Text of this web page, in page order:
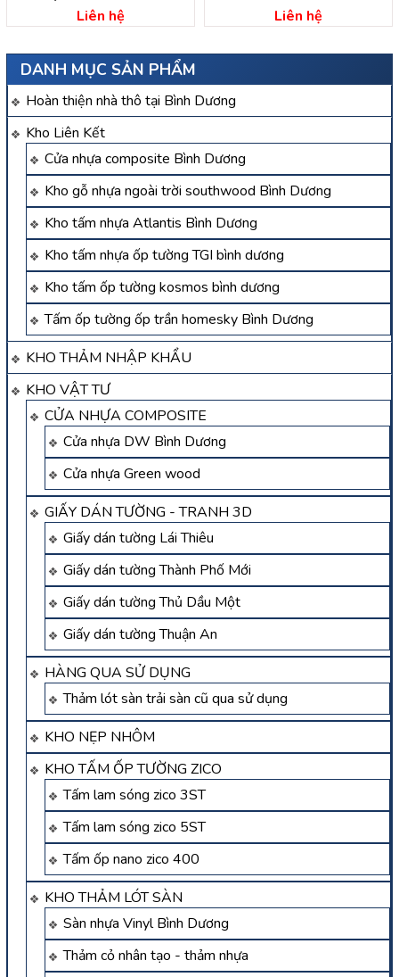
DANH MỤC SẢN PHẨM
Hoàn thiện nhà thô tại Bình Dương
Kho Liên Kết
Cửa nhựa composite Bình Dương
Kho gỗ nhựa ngoài trời southwood Bình Dương
Kho tấm nhựa Atlantis Bình Dương
Kho tấm nhựa ốp tường TGI bình dương
Kho tấm ốp tường kosmos bình dương
Tấm ốp tường ốp trần homesky Bình Dương
KHO THẢM NHẬP KHẨU
KHO VẬT TƯ
CỬA NHỰA COMPOSITE
Cửa nhựa DW Bình Dương
Cửa nhựa Green wood
GIẤY DÁN TƯỜNG - TRANH 3D
Giấy dán tường Lái Thiêu
Giấy dán tường Thành Phố Mới
Giấy dán tường Thủ Dầu Một
Giấy dán tường Thuận An
HÀNG QUA SỬ DỤNG
Thảm lót sàn trải sàn cũ qua sử dụng
KHO NẸP NHÔM
KHO TẤM ỐP TƯỜNG ZICO
Tấm lam sóng zico 3ST
Tấm lam sóng zico 5ST
Tấm ốp nano zico 400
KHO THẢM LÓT SÀN
Sàn nhựa Vinyl Bình Dương
Thảm cỏ nhân tạo - thảm nhựa
Liên hệ Liên hệ